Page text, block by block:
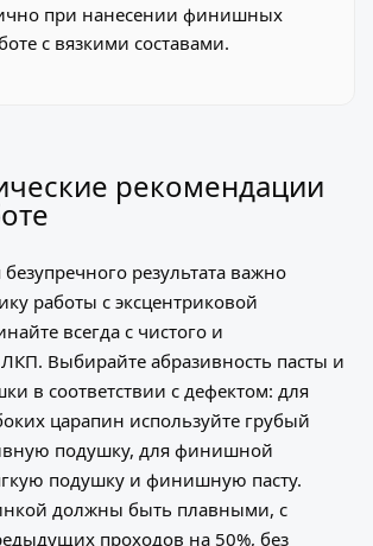
при нанесении финишных
с вязкими составами.
рекомендации
результата важно
работы с эксцентриковой
всегда с чистого и
Выбирайте абразивность пасты и
в соответствии с дефектом: для
царапин используйте грубый
подушку, для финишной
подушку и финишную пасту.
должны быть плавными, с
проходов на 50%, без